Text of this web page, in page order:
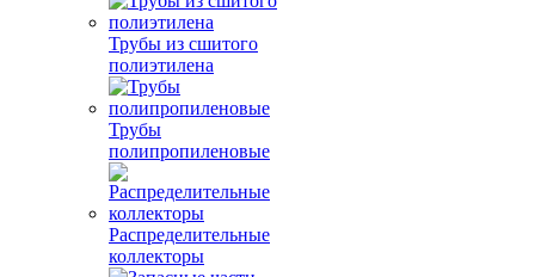
Трубы из сшитого
полиэтилена
Трубы
полипропиленовые
Распределительные
коллекторы